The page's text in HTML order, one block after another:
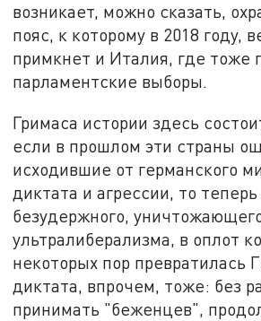
возникает, можно сказать,
пояс, к которому в 2018 году,
примкнет и Италия, где тоже
парламентские выборы.
Гримаса истории здесь
если в прошлом эти страны
исходившие от германского
диктата и агрессии, то теперь
безудержного,
ультралиберализма, в оплот
некоторых пор превратилась
диктата, впрочем, тоже: без
принимать "беженцев",